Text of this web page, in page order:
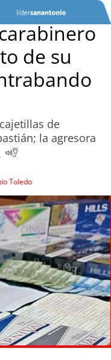
de su
de
la agresora
Toledo